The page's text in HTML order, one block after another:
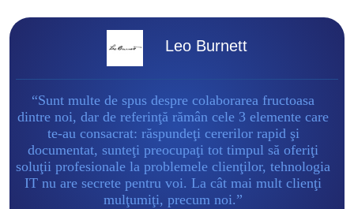
Leo Burnett
“Sunt multe de spus despre colaborarea fructoasa
dintre noi, dar de referinţă rămân cele 3 elemente care
te-au consacrat: răspundeţi cererilor rapid şi
documentat, sunteţi preocupaţi tot timpul să oferiţi
soluţii profesionale la problemele clienţilor, tehnologia
IT nu are secrete pentru voi. La cât mai mult clienţi
mulţumiţi, precum noi.”